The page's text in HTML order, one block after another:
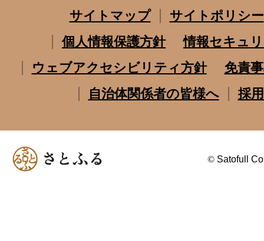
サイトマップ
サイトポリシー
個人情報保護方針
情報セキュ
ウェブアクセシビリティ方針
免責
自治体関係者の皆様へ
採
© Satofull